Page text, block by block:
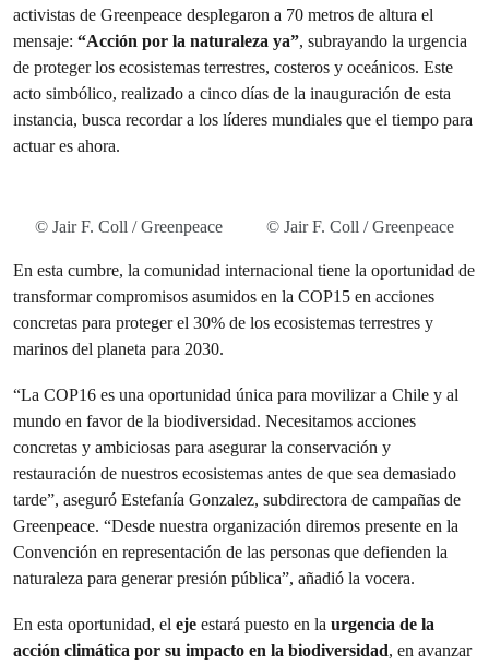
activistas de Greenpeace desplegaron a 70 metros de altura el
mensaje: “Acción por la naturaleza ya”, subrayando la urgencia
de proteger los ecosistemas terrestres, costeros y oceánicos. Este
acto simbólico, realizado a cinco días de la inauguración de esta
instancia, busca recordar a los líderes mundiales que el tiempo para
actuar es ahora.
© Jair F. Coll / Greenpeace © Jair F. Coll / Greenpeace
En esta cumbre, la comunidad internacional tiene la oportunidad de
transformar compromisos asumidos en la COP15 en acciones
concretas para proteger el 30% de los ecosistemas terrestres y
marinos del planeta para 2030.
“La COP16 es una oportunidad única para movilizar a Chile y al
mundo en favor de la biodiversidad. Necesitamos acciones
concretas y ambiciosas para asegurar la conservación y
restauración de nuestros ecosistemas antes de que sea demasiado
tarde”, aseguró Estefanía Gonzalez, subdirectora de campañas de
Greenpeace. “Desde nuestra organización diremos presente en la
Convención en representación de las personas que defienden la
naturaleza para generar presión pública”, añadió la vocera.
En esta oportunidad, el eje estará puesto en la urgencia de la
acción climática por su impacto en la biodiversidad, en avanzar